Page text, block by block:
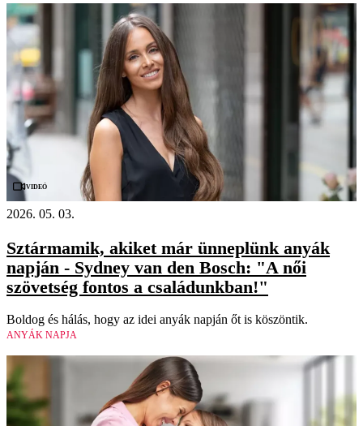
Videó
2026. 05. 03.
Sztármamik, akiket már ünneplünk anyák
napján - Sydney van den Bosch: "A női
szövetség fontos a családunkban!"
Boldog és hálás, hogy az idei anyák napján őt is köszöntik.
ANYÁK NAPJA